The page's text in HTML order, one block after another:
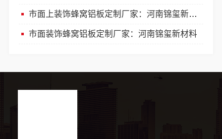
市面上装饰蜂窝铝板定制厂家：河南锦玺新材料有限责任公司
市面装饰蜂窝铝板定制厂家：河南锦玺新材料